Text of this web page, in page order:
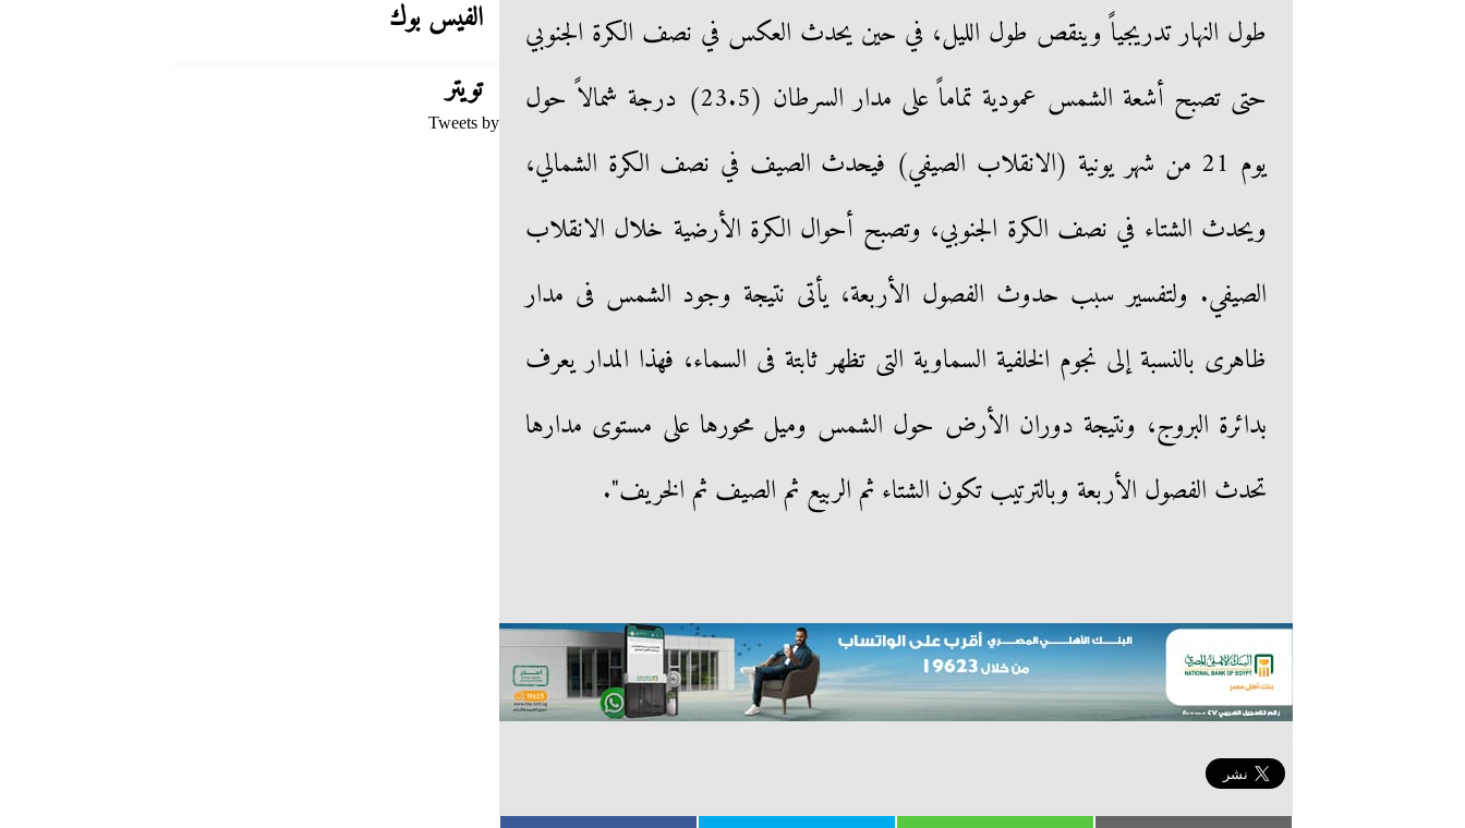
طول النهار تدريجياً وينقص طول الليل، في حين يحدث العكس في نصف الكرة الجنوبي
حتى تصبح أشعة الشمس عمودية تماماً على مدار السرطان (23.5) درجة شمالاً حول
يوم 21 من شهر يونية (الانقلاب الصيفي) فيحدث الصيف في نصف الكرة الشمالي،
ويحدث الشتاء في نصف الكرة الجنوبي، وتصبح أحوال الكرة الأرضية خلال الانقلاب
الصيفي. ولتفسير سبب حدوث الفصول الأربعة، يأتى نتيجة وجود الشمس فى مدار
ظاهرى بالنسبة إلى نجوم الخلفية السماوية التى تظهر ثابتة فى السماء، فهذا المدار يعرف
بدائرة البروج، ونتيجة دوران الأرض حول الشمس وميل محورها على مستوى مدارها
تحدث الفصول الأربعة وبالترتيب تكون الشتاء ثم الربيع ثم الصيف ثم الخريف".
الفيس بوك
تويتر
Tweets by